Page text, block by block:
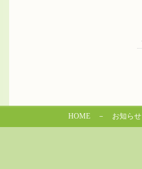
HOME － お知らせ